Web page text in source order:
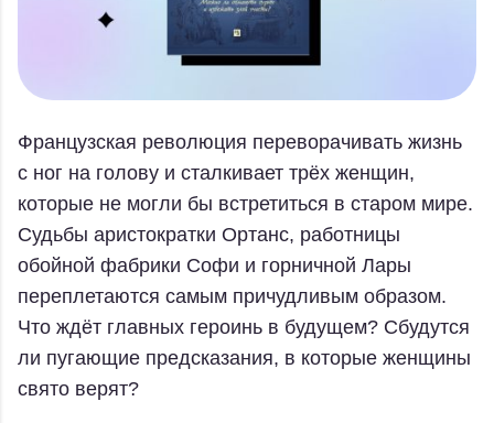
Французская революция переворачивать жизнь
с ног на голову и сталкивает трёх женщин,
которые не могли бы встретиться в старом мире.
Судьбы аристократки Ортанс, работницы
обойной фабрики Софи и горничной Лары
переплетаются самым причудливым образом.
Что ждёт главных героинь в будущем? Сбудутся
ли пугающие предсказания, в которые женщины
свято верят?